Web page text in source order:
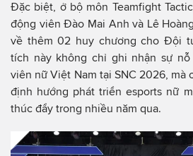
Đặc biệt, ở bộ môn Teamfight
động viên Đào Mai Anh và Lê
về thêm 02 huy chương cho Đội
tích này không chỉ ghi nhận sự
viên nữ Việt Nam tại SNC 2026, mà
định hướng phát triển esports nữ
thúc đẩy trong nhiều năm qua.